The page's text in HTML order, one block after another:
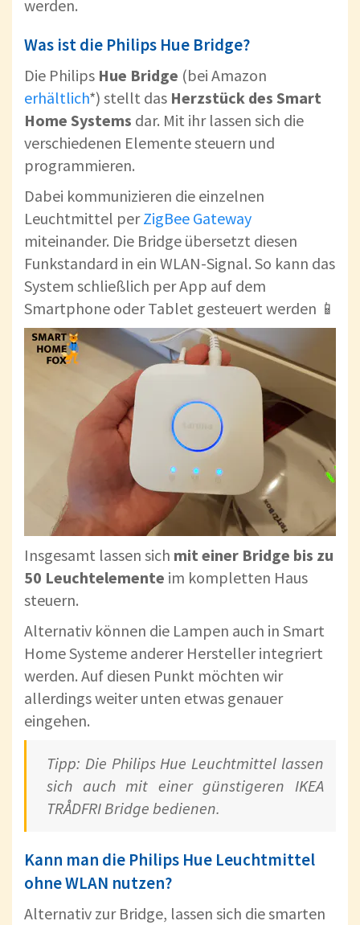
werden.
Was ist die Philips Hue Bridge?
Die Philips Hue Bridge (bei Amazon
erhältlich*) stellt das Herzstück des Smart
Home Systems dar. Mit ihr lassen sich die
verschiedenen Elemente steuern und
programmieren.
Dabei kommunizieren die einzelnen
Leuchtmittel perZigBee Gateway
miteinander. Die Bridge übersetzt diesen
Funkstandard in ein WLAN-Signal. So kann das
System schließlich per App auf dem
Smartphone oder Tablet gesteuert werden 📱
Insgesamt lassen sich mit einer Bridge bis zu
50 Leuchtelemente im kompletten Haus
steuern.
Alternativ können die Lampen auch in Smart
Home Systeme anderer Hersteller integriert
werden. Auf diesen Punkt möchten wir
allerdings weiter unten etwas genauer
eingehen.
Tipp: Die Philips Hue Leuchtmittel lassen
sich auch mit einer günstigeren IKEA
TRÅDFRI Bridge bedienen.
Kann man die Philips Hue Leuchtmittel
ohne WLAN nutzen?
Alternativ zur Bridge, lassen sich die smarten